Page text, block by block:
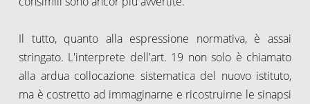
Il tutto, quanto alla espressione normativa, è assai
stringato. L'interprete dell'art. 19 non solo è chiamato
alla ardua collocazione sistematica del nuovo istituto,
ma è costretto ad immaginarne e ricostruirne le sinapsi